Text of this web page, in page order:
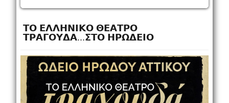
𝝩𝝤 𝝚𝝠𝝠𝝜𝝢𝝞𝝟𝝤 𝝝𝝚𝝖𝝩𝝦𝝤
𝝩𝝦𝝖𝝘𝝤𝝪𝝙𝝖...𝝨𝝩𝝤 𝝜𝝦𝝮𝝙𝝚𝝞𝝤